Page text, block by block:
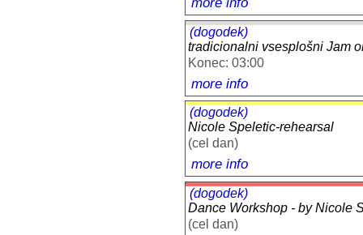
(dogodek)
tradicionalni vsesplošni Jam
Konec: 03:00
more info
(dogodek)
Nicole Speletic-rehearsal
(cel dan)
more info
(dogodek)
Dance Workshop - by Nicole
(cel dan)